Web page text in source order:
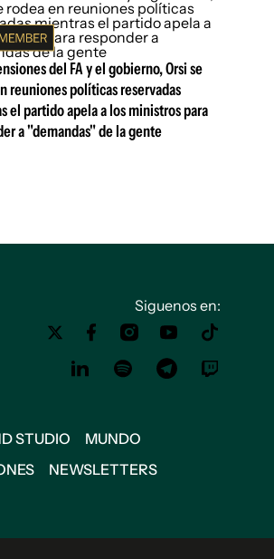
del FA y el gobierno, Orsi se
reuniones políticas reservadas
el partido apela a los ministros para
a "demandas" de la gente
Siguenos en:
STUDIO
MUNDO
NEWSLETTERS